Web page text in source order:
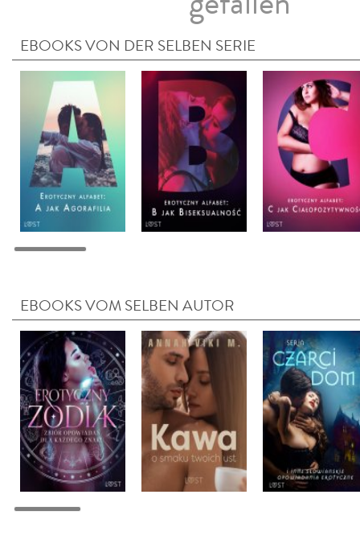
EBOOKS VON DER SELBEN SERIE
EBOOKS VOM SELBEN AUTOR